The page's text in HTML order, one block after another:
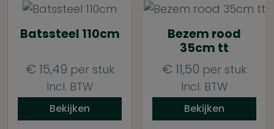
Batssteel 110cm
€ 15,49 per stuk
Incl. BTW
Bekijken
Bezem rood
35cm tt
€ 11,50 per stuk
Incl. BTW
Bekijken